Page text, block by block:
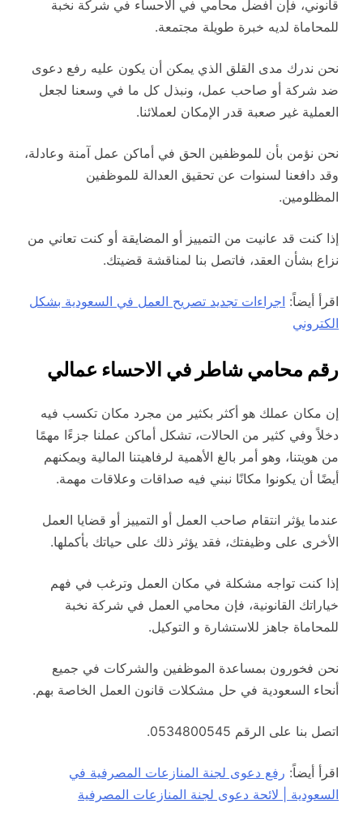
قانوني، فإن افضل محامي في الاحساء في شركة نخبة
للمحاماة لديه خبرة طويلة مجتمعة.
نحن ندرك مدى القلق الذي يمكن أن يكون عليه رفع دعوى
ضد شركة أو صاحب عمل، ونبذل كل ما في وسعنا لجعل
العملية غير صعبة قدر الإمكان لعملائنا.
نحن نؤمن بأن للموظفين الحق في أماكن عمل آمنة وعادلة،
وقد دافعنا لسنوات عن تحقيق العدالة للموظفين
المظلومين.
إذا كنت قد عانيت من التمييز أو المضايقة أو كنت تعاني من
نزاع بشأن العقد، فاتصل بنا لمناقشة قضيتك.
اقرأ أيضاً: اجراءات تجديد تصريح العمل في السعودية بشكل
الكتروني
رقم محامي شاطر في الاحساء عمالي
إن مكان عملك هو أكثر بكثير من مجرد مكان تكسب فيه
دخلاً وفي كثير من الحالات، تشكل أماكن عملنا جزءًا مهمًا
من هويتنا، وهو أمر بالغ الأهمية لرفاهيتنا المالية ويمكنهم
أيضًا أن يكونوا مكانًا نبني فيه صداقات وعلاقات مهمة.
عندما يؤثر انتقام صاحب العمل أو التمييز أو قضايا العمل
الأخرى على وظيفتك، فقد يؤثر ذلك على حياتك بأكملها.
إذا كنت تواجه مشكلة في مكان العمل وترغب في فهم
خياراتك القانونية، فإن محامي العمل في شركة نخبة
للمحاماة جاهز للاستشارة و التوكيل.
نحن فخورون بمساعدة الموظفين والشركات في جميع
أنحاء السعودية في حل مشكلات قانون العمل الخاصة بهم.
اتصل بنا على الرقم 0534800545.
اقرأ أيضاً: رفع دعوى لجنة المنازعات المصرفية في
السعودية | لائحة دعوى لجنة المنازعات المصرفية